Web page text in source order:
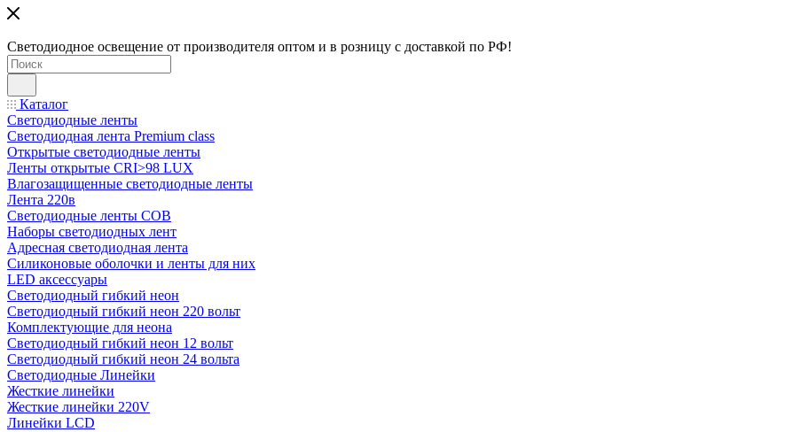
Светодиодное освещение от производителя оптом и в розницу с доставкой по РФ!
Каталог
Светодиодные ленты
Светодиодная лента Premium class
Открытые светодиодные ленты
Ленты открытые CRI>98 LUX
Влагозащищенные светодиодные ленты
Лента 220в
Светодиодные ленты COB
Наборы светодиодных лент
Адресная светодиодная лента
Силиконовые оболочки и ленты для них
LED аксессуары
Светодиодный гибкий неон
Светодиодный гибкий неон 220 вольт
Комплектующие для неона
Светодиодный гибкий неон 12 вольт
Светодиодный гибкий неон 24 вольта
Светодиодные Линейки
Жесткие линейки
Жесткие линейки 220V
Линейки LCD